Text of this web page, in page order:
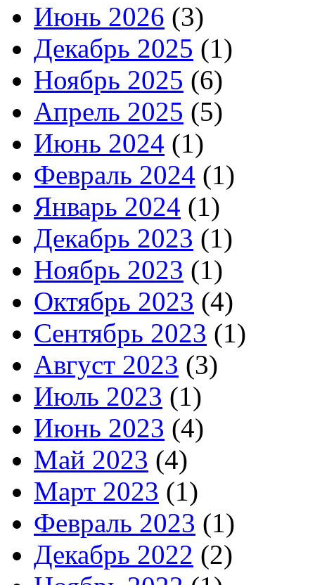
Июнь 2026 (3)
Декабрь 2025 (1)
Ноябрь 2025 (6)
Апрель 2025 (5)
Июнь 2024 (1)
Февраль 2024 (1)
Январь 2024 (1)
Декабрь 2023 (1)
Ноябрь 2023 (1)
Октябрь 2023 (4)
Сентябрь 2023 (1)
Август 2023 (3)
Июль 2023 (1)
Июнь 2023 (4)
Май 2023 (4)
Март 2023 (1)
Февраль 2023 (1)
Декабрь 2022 (2)